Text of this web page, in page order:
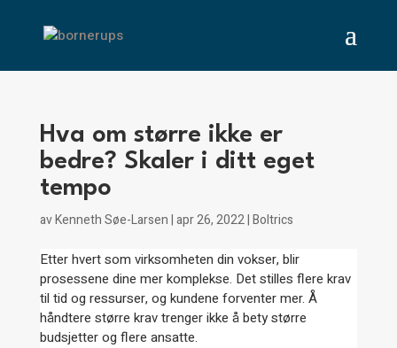
Hva om større ikke er
bedre? Skaler i ditt eget
tempo
avKenneth Søe-Larsen|apr 26, 2022|Boltrics
Etter hvert som virksomheten din vokser, blir
prosessene dine mer komplekse. Det stilles flere krav
til tid og ressurser, og kundene forventer mer. Å
håndtere større krav trenger ikke å bety større
budsjetter og flere ansatte.